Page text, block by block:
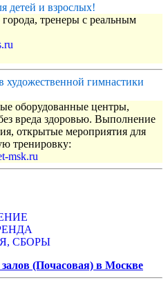
детей и взрослых!
тренеры с реальным
художественной гимнастики
оборудованные центры,
вреда здоровью. Выполнение
открытые мероприятия для
тренировку:
msk.ru
СБОРЫ
(Почасовая) в Москве